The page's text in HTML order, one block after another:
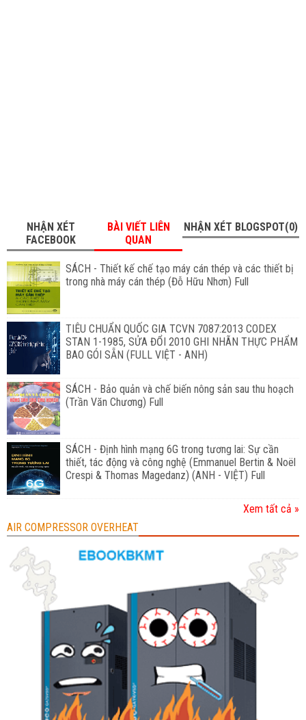
NHẬN XÉT
FACEBOOK
BÀI VIẾT LIÊN
QUAN
NHẬN XÉT BLOGSPOT(0)
SÁCH - Thiết kế chế tạo máy cán thép và các thiết bị
trong nhà máy cán thép (Đỗ Hữu Nhơn) Full
TIÊU CHUẨN QUỐC GIA TCVN 7087:2013 CODEX
STAN 1-1985, SỬA ĐỔI 2010 GHI NHÃN THỰC PHẨM
BAO GÓI SẴN (FULL VIỆT - ANH)
SÁCH - Bảo quản và chế biến nông sản sau thu hoạch
(Trần Văn Chương) Full
SÁCH - Định hình mạng 6G trong tương lai: Sự cần
thiết, tác động và công nghệ (Emmanuel Bertin & Noël
Crespi & Thomas Magedanz) (ANH - VIỆT) Full
Xem tất cả »
AIR COMPRESSOR OVERHEAT